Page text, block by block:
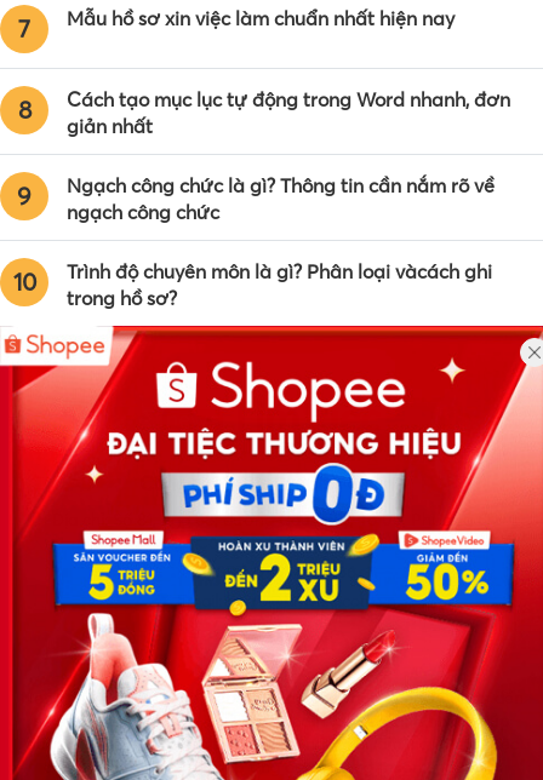
7 Mẫu hồ sơ xin việc làm chuẩn nhất hiện nay
8
Cách tạo mục lục tự động trong Word nhanh, đơn
giản nhất
9
Ngạch công chức là gì? Thông tin cần nắm rõ về
ngạch công chức
10
Trình độ chuyên môn là gì? Phân loại vàcách ghi
trong hồ sơ?
Công ty TNHH Eyeplus Online
Địa chỉ: Số 81, ngõ 68, đường Cầu Giấy, Tổ 05, Phường Quan
Hoa, Quận Cầu Giấy, TP Hà Nội, Việt Nam
SĐT: 0981 448 766
Email:
hotro@timviec.com.vn
VỀ CHÚNG TÔI
News.timviec.com.vn là website cung cấp thông tin liên quan đến
nhân sự, nghề nghiệp do Timviec.com.vn vận hành nhằm giúp
doanh nghiệp, nhân sự tuyển dụng, người đi làm, người tìm việc
cập nhật thông tin và đáp ứng được mong muốn của mình.